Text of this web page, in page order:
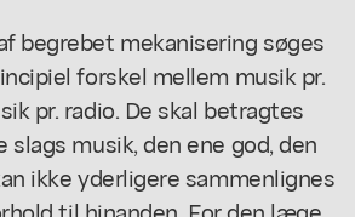
begrebet mekanisering søges
forskel mellem musik pr.
pr. radio. De skal betragtes
musik, den ene god, den
ikke yderligere sammenlignes
til hinanden. For den læge